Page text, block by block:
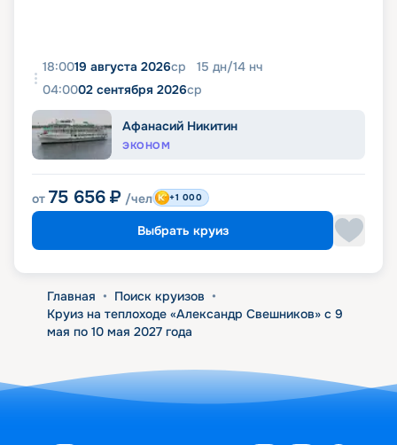
18:0019 августа 2026ср 15 дн/14 нч
04:0002 сентября 2026ср
Афанасий Никитин
ЭКОНОМ
от 75 656 ₽ /чел +1 000
Выбрать круиз
Главная • Поиск круизов •
Круиз на теплоходе «Александр Свешников» с 9
мая по 10 мая 2027 года